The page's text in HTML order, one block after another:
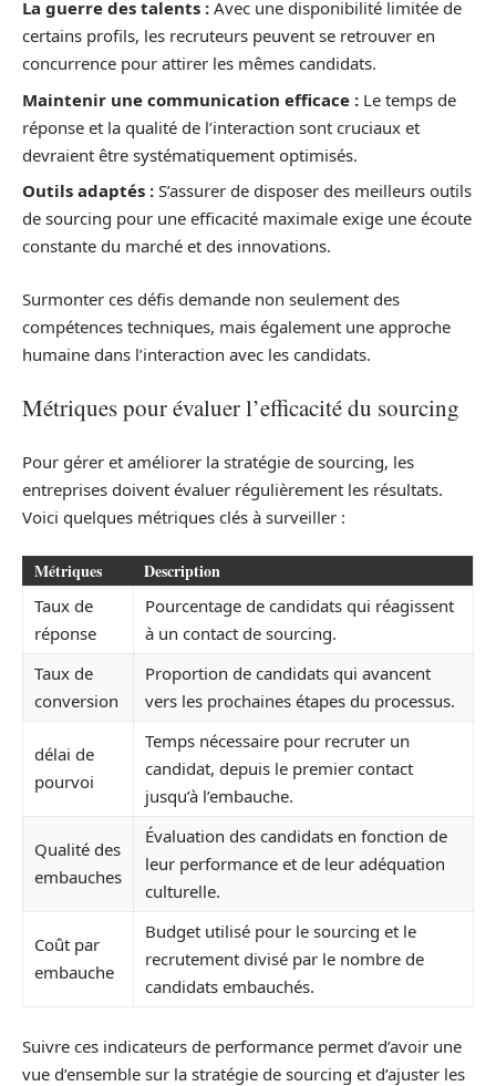
La guerre des talents : Avec une disponibilité limitée de
certains profils, les recruteurs peuvent se retrouver en
concurrence pour attirer les mêmes candidats.
Maintenir une communication efficace : Le temps de
réponse et la qualité de l’interaction sont cruciaux et
devraient être systématiquement optimisés.
Outils adaptés : S’assurer de disposer des meilleurs outils
de sourcing pour une efficacité maximale exige une écoute
constante du marché et des innovations.
Surmonter ces défis demande non seulement des
compétences techniques, mais également une approche
humaine dans l’interaction avec les candidats.
Métriques pour évaluer l’efficacité du sourcing
Pour gérer et améliorer la stratégie de sourcing, les
entreprises doivent évaluer régulièrement les résultats.
Voici quelques métriques clés à surveiller :
Métriques Description
Taux de
réponse
Pourcentage de candidats qui réagissent
à un contact de sourcing.
Taux de
conversion
Proportion de candidats qui avancent
vers les prochaines étapes du processus.
délai de
pourvoi
Temps nécessaire pour recruter un
candidat, depuis le premier contact
jusqu’à l’embauche.
Qualité des
embauches
Évaluation des candidats en fonction de
leur performance et de leur adéquation
culturelle.
Coût par
embauche
Budget utilisé pour le sourcing et le
recrutement divisé par le nombre de
candidats embauchés.
Suivre ces indicateurs de performance permet d’avoir une
vue d’ensemble sur la stratégie de sourcing et d’ajuster les